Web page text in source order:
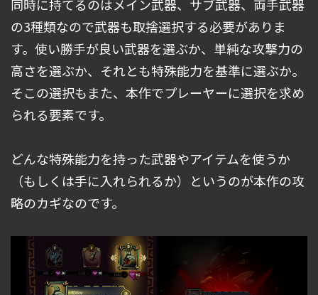
同時に持てるのはメイン武器、サブ武器、両手武器
の3種類なので武器も取捨選択する必要がありま
す。使い勝手が良い武器を選ぶか、単純な攻撃力の
高さを選ぶか、それとも特殊能力を基準に選ぶか。
そこの選択もまた、本作でプレーヤーに選択を求め
られる要素です。
どんな特殊能力を持った武器やアイテムを使うか
（もしくは手に入れられるか）というのが本作の攻
略のカギなのです。